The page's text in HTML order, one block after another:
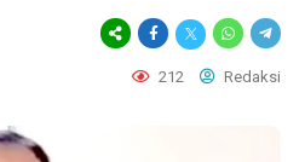
212 Redaksi